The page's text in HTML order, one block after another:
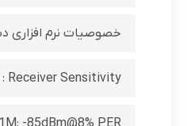
خصوصیات نرم افزاری
Receiver Sensitivity :